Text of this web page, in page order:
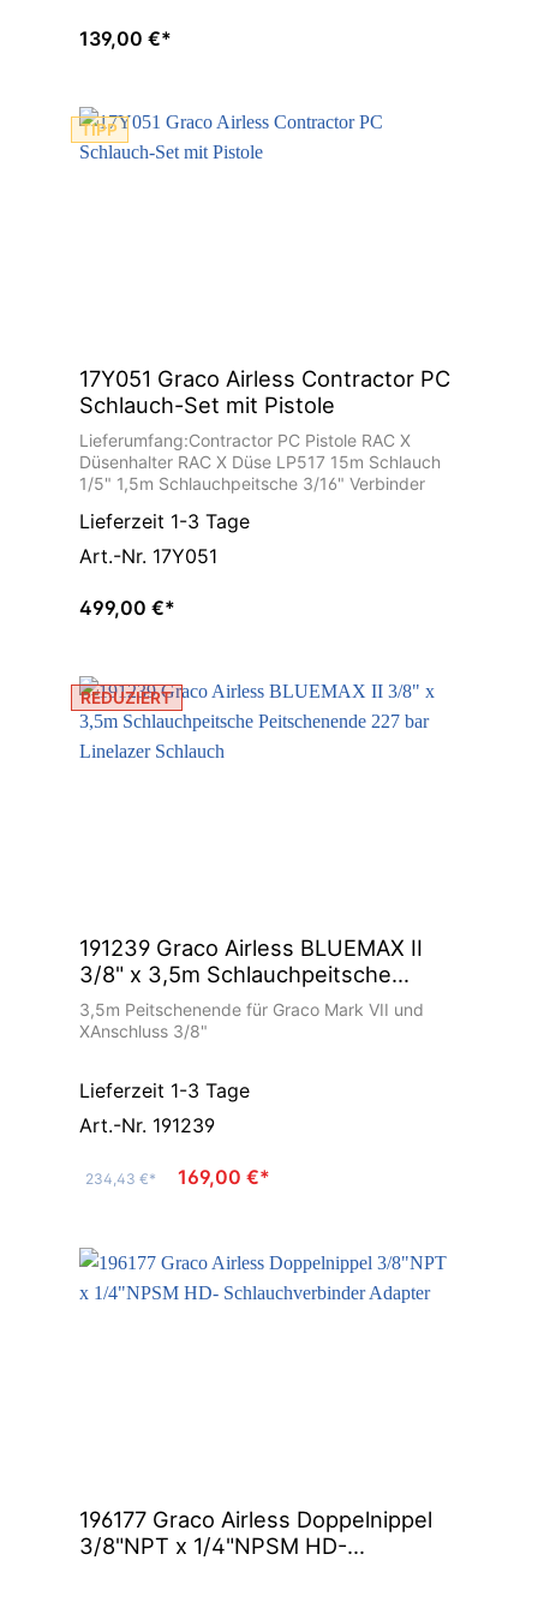
139,00 €*
TIPP
17Y051 Graco Airless Contractor PC
Schlauch-Set mit Pistole
Lieferumfang:Contractor PC Pistole RAC X
Düsenhalter RAC X Düse LP517 15m Schlauch
1/5" 1,5m Schlauchpeitsche 3/16" Verbinder
Lieferzeit 1-3 Tage
Art.-Nr. 17Y051
499,00 €*
REDUZIERT
191239 Graco Airless BLUEMAX II
3/8" x 3,5m Schlauchpeitsche
Peitschenende 227 bar Linelazer
Schlauch
3,5m Peitschenende für Graco Mark VII und
XAnschluss 3/8"
Lieferzeit 1-3 Tage
Art.-Nr. 191239
234,43 €* 169,00 €*
196177 Graco Airless Doppelnippel
3/8"NPT x 1/4"NPSM HD-